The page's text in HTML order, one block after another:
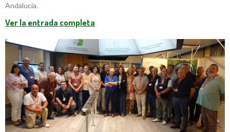
Andalucía.
Ver la entrada completa